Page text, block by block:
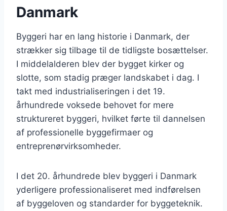
Danmark
Byggeri har en lang historie i Danmark, der
strækker sig tilbage til de tidligste bosættelser.
I middelalderen blev der bygget kirker og
slotte, som stadig præger landskabet i dag. I
takt med industrialiseringen i det 19.
århundrede voksede behovet for mere
struktureret byggeri, hvilket førte til dannelsen
af professionelle byggefirmaer og
entreprenørvirksomheder.
I det 20. århundrede blev byggeri i Danmark
yderligere professionaliseret med indførelsen
af byggeloven og standarder for byggeteknik.